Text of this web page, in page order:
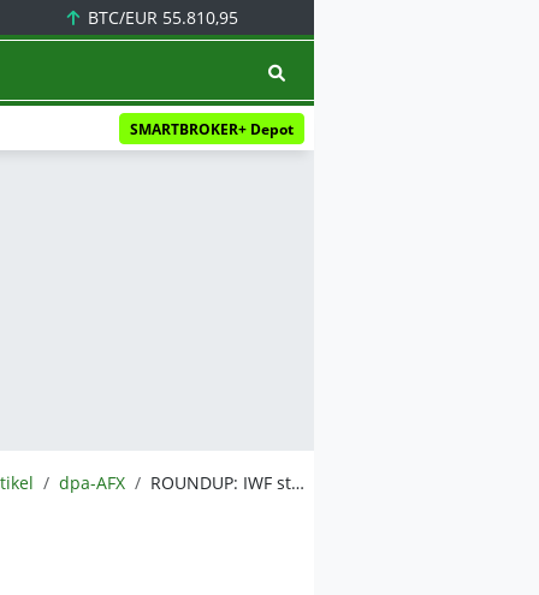
BTC/EUR 55.810,95
SMARTBROKER+ Depot
dpa-AFX ROUNDUP: IWF stutzt Prognosen für Eurozone